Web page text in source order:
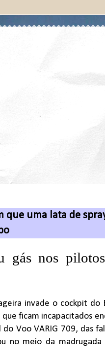
que uma lata de
gás nos
invade o cockpit do
ficam incapacitados
Voo VARIG 709, das
no meio da